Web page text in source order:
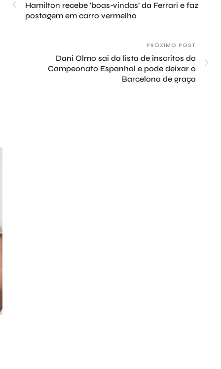
Hamilton recebe ‘boas-vindas’ da Ferrari e faz
postagem em carro vermelho
PRÓXIMO POST
Dani Olmo sai da lista de inscritos do
Campeonato Espanhol e pode deixar o
Barcelona de graça